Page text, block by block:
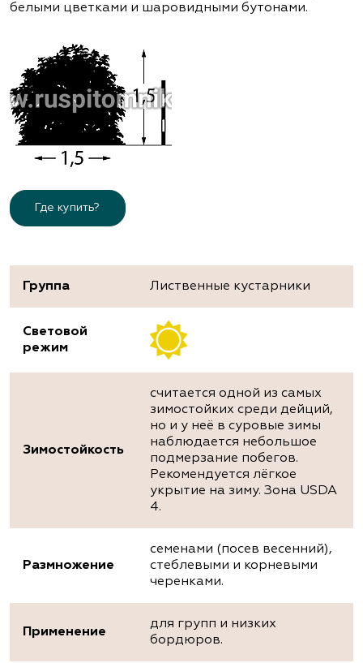
белыми цветками и шаровидными бутонами.
Где купить?
Группа Лиственные кустарники
Световой
режим
Зимостойкость
считается одной из самых
зимостойких среди дейций,
но и у неё в суровые зимы
наблюдается небольшое
подмерзание побегов.
Рекомендуется лёгкое
укрытие на зиму. Зона USDA
4.
Размножение
семенами (посев весенний),
стеблевыми и корневыми
черенками.
Применение
для групп и низких
бордюров.